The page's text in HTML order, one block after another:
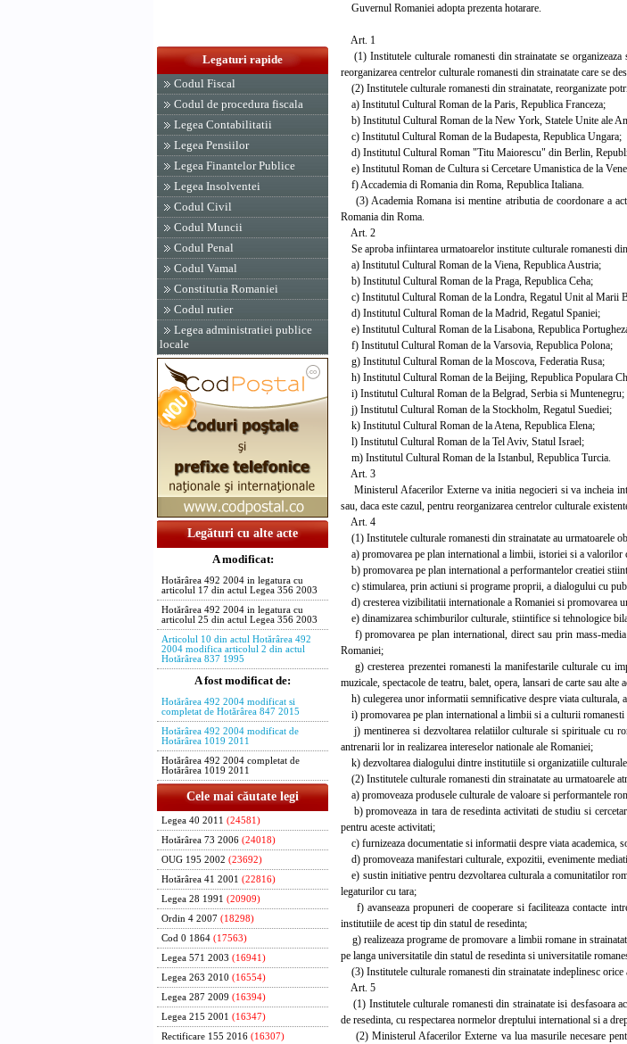
Legaturi rapide
Codul Fiscal
Codul de procedura fiscala
Legea Contabilitatii
Legea Pensiilor
Legea Finantelor Publice
Legea Insolventei
Codul Civil
Codul Muncii
Codul Penal
Codul Vamal
Constitutia Romaniei
Codul rutier
Legea administratiei publice
locale
Legături cu alte acte
A modificat:
Hotărârea 492 2004 in legatura cu
articolul 17 din actul Legea 356 2003
Hotărârea 492 2004 in legatura cu
articolul 25 din actul Legea 356 2003
Articolul 10 din actul Hotărârea 492
2004 modifica articolul 2 din actul
Hotărârea 837 1995
A fost modificat de:
Hotărârea 492 2004 modificat si
completat de Hotărârea 847 2015
Hotărârea 492 2004 modificat de
Hotărârea 1019 2011
Hotărârea 492 2004 completat de
Hotărârea 1019 2011
Cele mai căutate legi
Legea 40 2011 (24581)
Hotărârea 73 2006 (24018)
OUG 195 2002 (23692)
Hotărârea 41 2001 (22816)
Legea 28 1991 (20909)
Ordin 4 2007 (18298)
Cod 0 1864 (17563)
Legea 571 2003 (16941)
Legea 263 2010 (16554)
Legea 287 2009 (16394)
Legea 215 2001 (16347)
Rectificare 155 2016 (16307)
Guvernul Romaniei adopta prezenta hotarare.
Art. 1
(1) Institutele culturale romanesti din strainatate se
reorganizarea centrelor culturale romanesti din strainatate care se
(2) Institutele culturale romanesti din strainatate, reorganizate
a) Institutul Cultural Roman de la Paris, Republica Franceza;
b) Institutul Cultural Roman de la New York, Statele Unite ale
c) Institutul Cultural Roman de la Budapesta, Republica Ungara;
d) Institutul Cultural Roman "Titu Maiorescu" din Berlin,
e) Institutul Roman de Cultura si Cercetare Umanistica de la
f) Accademia di Romania din Roma, Republica Italiana.
(3) Academia Romana isi mentine atributia de coordonare a
Romania din Roma.
Art. 2
Se aproba infiintarea urmatoarelor institute culturale romanesti
a) Institutul Cultural Roman de la Viena, Republica Austria;
b) Institutul Cultural Roman de la Praga, Republica Ceha;
c) Institutul Cultural Roman de la Londra, Regatul Unit al Marii
d) Institutul Cultural Roman de la Madrid, Regatul Spaniei;
e) Institutul Cultural Roman de la Lisabona, Republica
f) Institutul Cultural Roman de la Varsovia, Republica Polona;
g) Institutul Cultural Roman de la Moscova, Federatia Rusa;
h) Institutul Cultural Roman de la Beijing, Republica Populara
i) Institutul Cultural Roman de la Belgrad, Serbia si Muntenegru;
j) Institutul Cultural Roman de la Stockholm, Regatul Suediei;
k) Institutul Cultural Roman de la Atena, Republica Elena;
l) Institutul Cultural Roman de la Tel Aviv, Statul Israel;
m) Institutul Cultural Roman de la Istanbul, Republica Turcia.
Art. 3
Ministerul Afacerilor Externe va initia negocieri si va incheia
sau, daca este cazul, pentru reorganizarea centrelor culturale
Art. 4
(1) Institutele culturale romanesti din strainatate au urmatoarele
a) promovarea pe plan international a limbii, istoriei si a valorilor
b) promovarea pe plan international a performantelor creatiei
c) stimularea, prin actiuni si programe proprii, a dialogului cu
d) cresterea vizibilitatii internationale a Romaniei si promovarea
e) dinamizarea schimburilor culturale, stiintifice si tehnologice
f) promovarea pe plan international, direct sau prin mass-
Romaniei;
g) cresterea prezentei romanesti la manifestarile culturale cu
muzicale, spectacole de teatru, balet, opera, lansari de carte sau alte
h) culegerea unor informatii semnificative despre viata culturala,
i) promovarea pe plan international a limbii si a culturii
j) mentinerea si dezvoltarea relatiilor culturale si spirituale cu
antrenarii lor in realizarea intereselor nationale ale Romaniei;
k) dezvoltarea dialogului dintre institutiile si organizatiile
(2) Institutele culturale romanesti din strainatate au urmatoarele
a) promoveaza produsele culturale de valoare si performantele
b) promoveaza in tara de resedinta activitati de studiu si
pentru aceste activitati;
c) furnizeaza documentatie si informatii despre viata academica,
d) promoveaza manifestari culturale, expozitii, evenimente
e) sustin initiative pentru dezvoltarea culturala a comunitatilor
legaturilor cu tara;
f) avanseaza propuneri de cooperare si faciliteaza contacte
institutiile de acest tip din statul de resedinta;
g) realizeaza programe de promovare a limbii romane in
pe langa universitatile din statul de resedinta si universitatile
(3) Institutele culturale romanesti din strainatate indeplinesc
Art. 5
(1) Institutele culturale romanesti din strainatate isi desfasoara
de resedinta, cu respectarea normelor dreptului international si a
(2) Ministerul Afacerilor Externe va lua masurile necesare